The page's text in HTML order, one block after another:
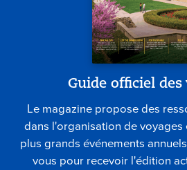
Guide officiel des
Le magazine propose des
dans l'organisation de voyages
plus grands événements
vous pour recevoir l'édition